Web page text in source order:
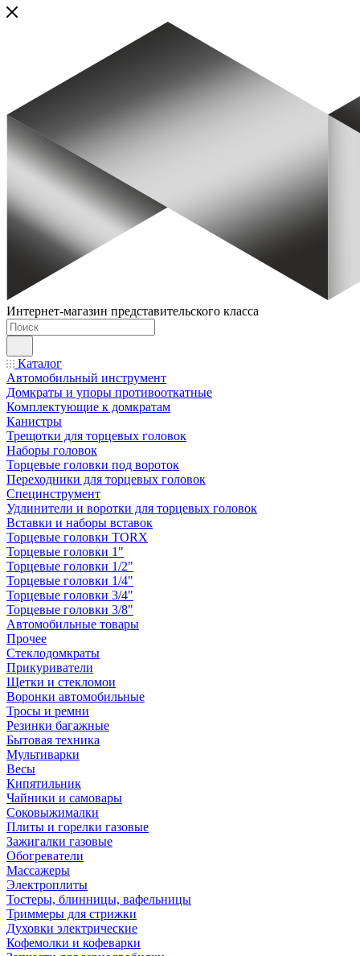
Интернет-магазин представительского класса
Каталог
Автомобильный инструмент
Домкраты и упоры противооткатные
Комплектующие к домкратам
Канистры
Трещотки для торцевых головок
Наборы головок
Торцевые головки под вороток
Переходники для торцевых головок
Специнструмент
Удлинители и воротки для торцевых головок
Вставки и наборы вставок
Торцевые головки TORX
Торцевые головки 1"
Торцевые головки 1/2"
Торцевые головки 1/4"
Торцевые головки 3/4"
Торцевые головки 3/8"
Автомобильные товары
Прочее
Стеклодомкраты
Прикуриватели
Щетки и стекломои
Воронки автомобильные
Тросы и ремни
Резинки багажные
Бытовая техника
Мультиварки
Весы
Кипятильник
Чайники и самовары
Соковыжималки
Плиты и горелки газовые
Зажигалки газовые
Обогреватели
Массажеры
Электроплиты
Тостеры, блинницы, вафельницы
Триммеры для стрижки
Духовки электрические
Кофемолки и кофеварки